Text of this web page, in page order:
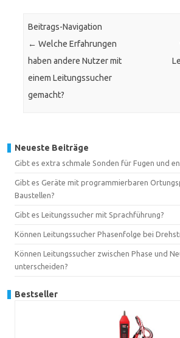
Beitrags-Navigation
← Welche Erfahrungen
haben andere Nutzer mit
einem Leitungssucher
gemacht?
Neueste Beiträge
Gibt es extra schmale Sonden für Fugen und
Gibt es Geräte mit programmierbaren
Baustellen?
Gibt es Leitungssucher mit Sprachführung?
Können Leitungssucher Phasenfolge bei
Können Leitungssucher zwischen Phase und
unterscheiden?
Bestseller